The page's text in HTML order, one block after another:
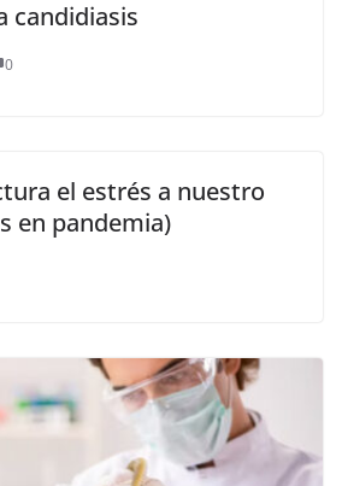
candidiasis
0
el estrés a nuestro
en pandemia)